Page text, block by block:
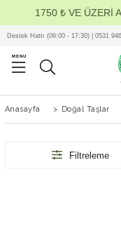
1750 ₺ VE ÜZERİ
MENU
Destek Hattı (09:00 - 17:30) | 0531
Anasayfa > Doğal Taşlar
Filtreleme